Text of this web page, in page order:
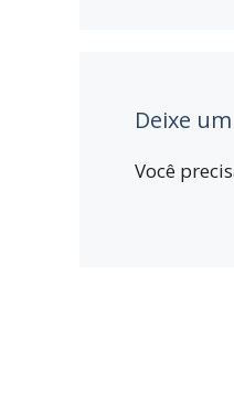
Deixe
Você